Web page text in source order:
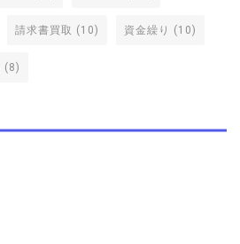
請求書買取 (10) 資金繰り (10)
(8)